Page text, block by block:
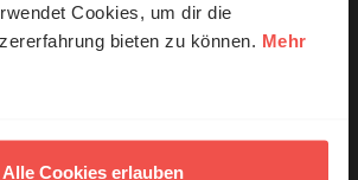
Cookies, um dir die
bieten zu können. Mehr
Alle Cookies erlauben
nicht öffentlich teilen.